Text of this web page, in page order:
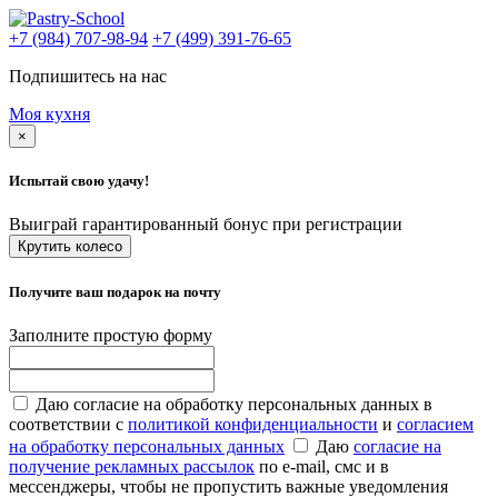
+7 (984) 707-98-94 +7 (499) 391-76-65
Подпишитесь на нас
Моя кухня
×
Испытай свою удачу!
Выиграй гарантированный бонус при регистрации
Крутить колесо
Получите ваш подарок на почту
Заполните простую форму
Даю согласие на обработку персональных данных в
соответствии с политикой конфиденциальности и согласием
на обработку персональных данных
Даю согласие на
получение рекламных рассылок по e-mail, смс и в
мессенджеры, чтобы не пропустить важные уведомления